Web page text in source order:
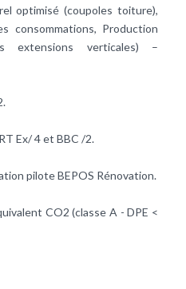
optimisé (coupoles toiture),
consommations, Production
extensions verticales) –
Ex/ 4 et BBC /2.
pilote BEPOS Rénovation.
CO2 (classe A - DPE <